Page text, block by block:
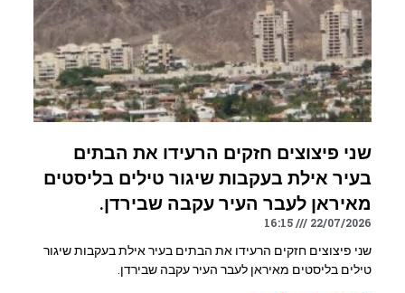
שני פיצוצים חזקים הרעידו את הבתים
בעיר אילת בעקבות שיגור טילים בליסטים
מאיראן לעבר העיר עקבה שבירדן.
22/07/2026
16:15
שני פיצוצים חזקים הרעידו את הבתים בעיר אילת בעקבות שיגור
טילים בליסטים מאיראן לעבר העיר עקבה שבירדן.